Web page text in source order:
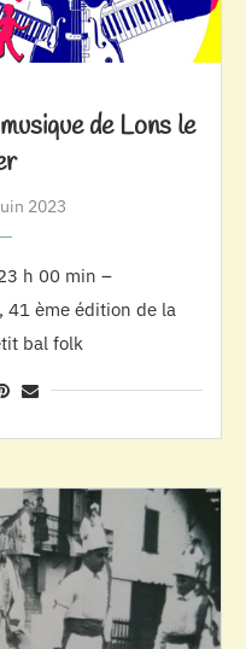
de Lons le
2023
h 00 min –
41 ème édition de la
bal folk